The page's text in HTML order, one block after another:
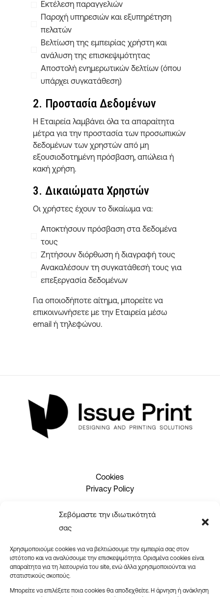
Σεβόμαστε την ιδιωτικότητά
σας
Χρησιμοποιούμε cookies για να βελτιώσουμε την εμπειρία σας στον
ιστότοπο και να αναλύσουμε την επισκεψιμότητα. Ορισμένα cookies είναι
απαραίτητα για τη λειτουργία του site, ενώ άλλα χρησιμοποιούνται για
στατιστικούς σκοπούς.
Μπορείτε να επιλέξετε ποια cookies θα αποδεχθείτε. Η άρνηση ή ανάκληση
Εκτέλεση παραγγελιών
Παροχή υπηρεσιών και εξυπηρέτηση
πελατών
Βελτίωση της εμπειρίας χρήστη και
ανάλυση της επισκεψιμότητας
Αποστολή ενημερωτικών δελτίων (όπου
υπάρχει συγκατάθεση)
2. Προστασία Δεδομένων
Η Εταιρεία λαμβάνει όλα τα απαραίτητα
μέτρα για την προστασία των προσωπικών
δεδομένων των χρηστών από μη
εξουσιοδοτημένη πρόσβαση, απώλεια ή
κακή χρήση.
3. Δικαιώματα Χρηστών
Οι χρήστες έχουν το δικαίωμα να:
Αποκτήσουν πρόσβαση στα δεδομένα
τους
Ζητήσουν διόρθωση ή διαγραφή τους
Ανακαλέσουν τη συγκατάθεσή τους για
επεξεργασία δεδομένων
Για οποιοδήποτε αίτημα, μπορείτε να
επικοινωνήσετε με την Εταιρεία μέσω
email ή τηλεφώνου.
Cookies
Privacy Policy
2310 465660
info@issueprint.gr|ipsilou@gmail.com